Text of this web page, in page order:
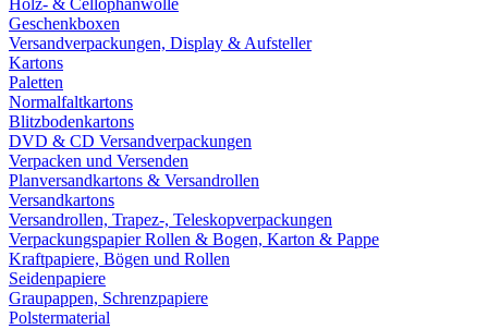
Holz- & Cellophanwolle
Geschenkboxen
Versandverpackungen, Display & Aufsteller
Kartons
Paletten
Normalfaltkartons
Blitzbodenkartons
DVD & CD Versandverpackungen
Verpacken und Versenden
Planversandkartons & Versandrollen
Versandkartons
Versandrollen, Trapez-, Teleskopverpackungen
Verpackungspapier Rollen & Bogen, Karton & Pappe
Kraftpapiere, Bögen und Rollen
Seidenpapiere
Graupappen, Schrenzpapiere
Polstermaterial